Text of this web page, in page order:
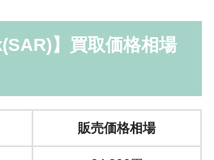
】買取価格相場
販売価格相場